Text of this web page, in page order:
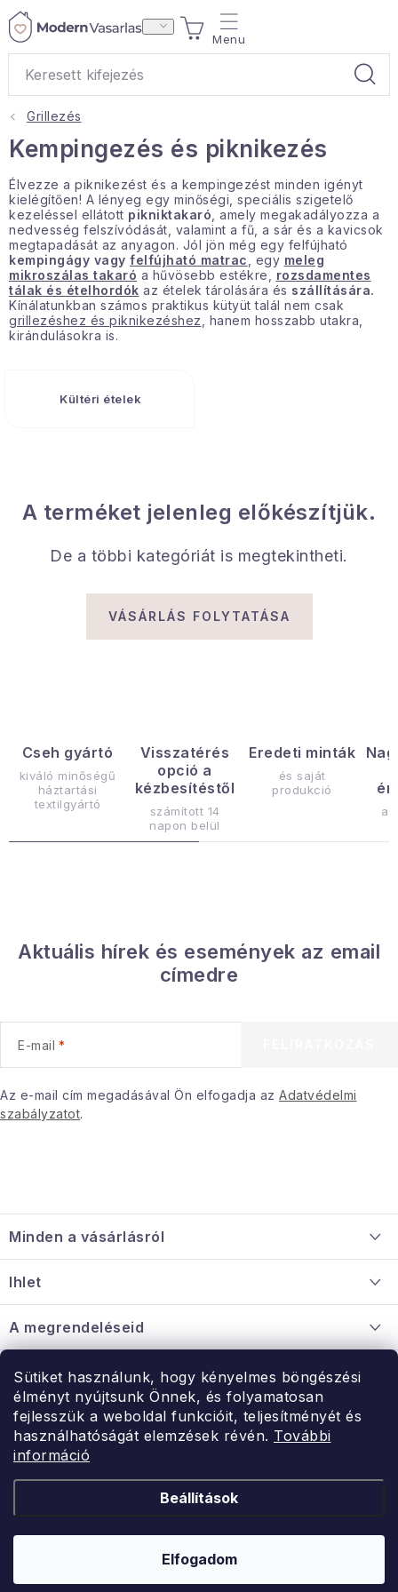
Sütiket használunk, hogy kényelmes böngészési
élményt nyújtsunk Önnek, és folyamatosan
fejlesszük a weboldal funkcióit, teljesítményét és
használhatóságát elemzések révén. További
információ
Beállítások
Elfogadom
Ugrás
KOSÁR
Otthoni illatok
Teák
Lakástextil
Háztartás
Gyűjtemény
Sziasztok, hív a nyár.
Pohodából importálva - rendezés
Karácsonyi esemény
Kereskedelem feltételes
Információ a mellékletről
Grillezés
Kempingezés és piknikezés
Élvezze a piknikezést és a kempingezést minden igényt
kielégítően! A lényeg egy minőségi, speciális szigetelő
kezeléssel ellátott pikniktakaró , amely megakadályozza a
nedvesség felszívódását, valamint a fű, a sár és a kavicsok
megtapadását az anyagon. Jól jön még egy felfújható
kempingágy vagy felfújható matrac , egy meleg
mikroszálas takaró a hűvösebb estékre, rozsdamentes
tálak és ételhordók az ételek tárolására és szállítására.
Kínálatunkban számos praktikus kütyüt talál nem csak
grillezéshez és piknikezéshez , hanem hosszabb utakra,
kirándulásokra is.
Kültéri ételek
A terméket jelenleg előkészítjük.
De a többi kategóriát is megtekintheti.
VÁSÁRLÁS FOLYTATÁSA
Cseh gyártó
kiváló minőségű
háztartási
textilgyártó
Visszatérés
opció a
kézbesítéstől
számított 14
napon belül
Eredeti minták
és saját
produkció
Aktuális hírek és események az email
címedre
E-mail
Az e-mail cím megadásával Ön elfogadja az Adatvédelmi
szabályzatot.
á
b
é
c
Minden a vásárlásról
Információ a mellékletről
Nagykereskedelmi együttműködés
Ihlet
A megrendeléseid
Érintkezés
Rendelésem
Érintkezés
Hé-Pé: 9:00-15:00
uzlet@modernvasarlas.hu
Kereskedelem feltételei
ModernVasarlas.hu. Minden jog fenntartva.